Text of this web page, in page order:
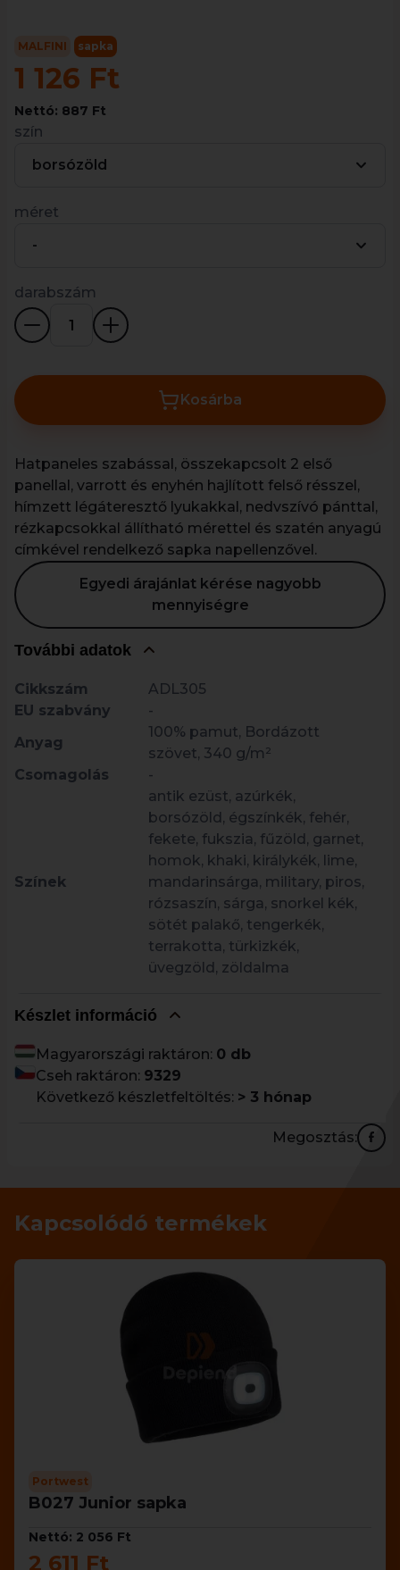
MALFINI sapka
1 126 Ft
Nettó: 887 Ft
szín
borsózöld
méret
-
darabszám
Kosárba
Hatpaneles szabással, összekapcsolt 2 első
panellal, varrott és enyhén hajlított felső résszel,
hímzett légáteresztő lyukakkal, nedvszívó pánttal,
rézkapcsokkal állítható mérettel és szatén anyagú
címkével rendelkező sapka napellenzővel.
Egyedi árajánlat kérése nagyobb
mennyiségre
További adatok
Cikkszám
ADL305
EU szabvány
-
Anyag
100% pamut, Bordázott
szövet, 340 g/m²
Csomagolás
-
Színek
antik ezüst, azúrkék,
borsózöld, égszínkék, fehér,
fekete, fukszia, fűzöld, garnet,
homok, khaki, királykék, lime,
mandarinsárga, military, piros,
rózsaszín, sárga, snorkel kék,
sötét palakő, tengerkék,
terrakotta, türkizkék,
üvegzöld, zöldalma
Készlet információ
Magyarországi raktáron: 0 db
Cseh raktáron: 9329
Következő készletfeltöltés: > 3 hónap
Megosztás:
Kapcsolódó termékek
Portwest
B027 Junior sapka
Nettó: 2 056 Ft
2 611 Ft